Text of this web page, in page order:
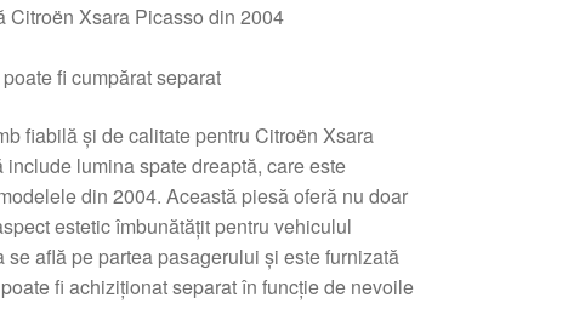
Citroën Xsara Picasso din 2004
fi cumpărat separat
fiabilă și de calitate pentru Citroën Xsara
include lumina spate dreaptă, care este
din 2004. Această piesă oferă nu doar
estetic îmbunătățit pentru vehiculul
se află pe partea pasagerului și este furnizată
fi achiziționat separat în funcție de nevoile